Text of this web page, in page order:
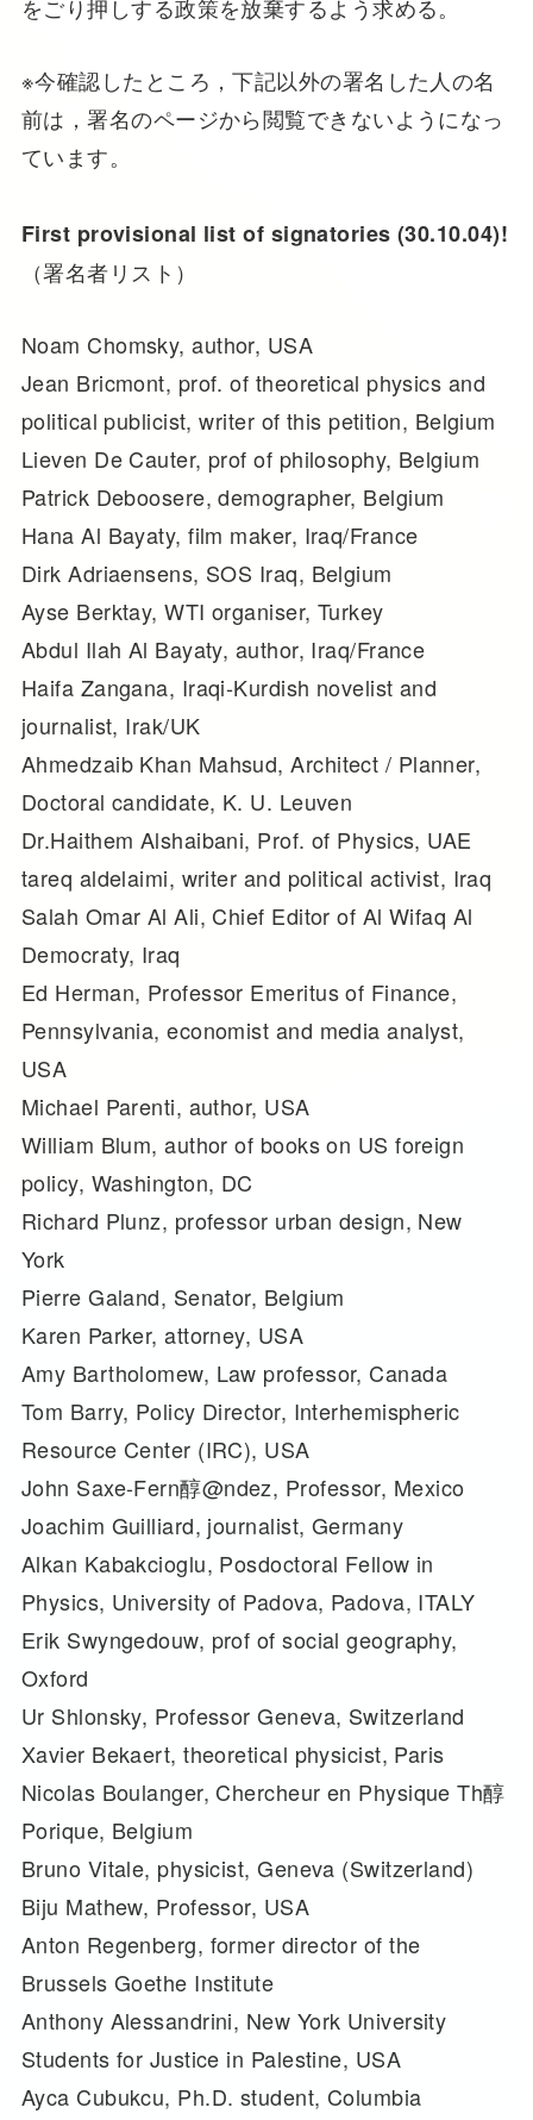
をごり押しする政策を放棄するよう求める。
※今確認したところ，下記以外の署名した人の名
前は，署名のページから閲覧できないようになっ
ています。
First provisional list of signatories (30.10.04)!
（署名者リスト）
Noam Chomsky, author, USA
Jean Bricmont, prof. of theoretical physics and
political publicist, writer of this petition, Belgium
Lieven De Cauter, prof of philosophy, Belgium
Patrick Deboosere, demographer, Belgium
Hana Al Bayaty, film maker, Iraq/France
Dirk Adriaensens, SOS Iraq, Belgium
Ayse Berktay, WTI organiser, Turkey
Abdul Ilah Al Bayaty, author, Iraq/France
Haifa Zangana, Iraqi-Kurdish novelist and
journalist, Irak/UK
Ahmedzaib Khan Mahsud, Architect / Planner,
Doctoral candidate, K. U. Leuven
Dr.Haithem Alshaibani, Prof. of Physics, UAE
tareq aldelaimi, writer and political activist, Iraq
Salah Omar Al Ali, Chief Editor of Al Wifaq Al
Democraty, Iraq
Ed Herman, Professor Emeritus of Finance,
Pennsylvania, economist and media analyst,
USA
Michael Parenti, author, USA
William Blum, author of books on US foreign
policy, Washington, DC
Richard Plunz, professor urban design, New
York
Pierre Galand, Senator, Belgium
Karen Parker, attorney, USA
Amy Bartholomew, Law professor, Canada
Tom Barry, Policy Director, Interhemispheric
Resource Center (IRC), USA
John Saxe-Fern醇@ndez, Professor, Mexico
Joachim Guilliard, journalist, Germany
Alkan Kabakcioglu, Posdoctoral Fellow in
Physics, University of Padova, Padova, ITALY
Erik Swyngedouw, prof of social geography,
Oxford
Ur Shlonsky, Professor Geneva, Switzerland
Xavier Bekaert, theoretical physicist, Paris
Nicolas Boulanger, Chercheur en Physique Th醇
Porique, Belgium
Bruno Vitale, physicist, Geneva (Switzerland)
Biju Mathew, Professor, USA
Anton Regenberg, former director of the
Brussels Goethe Institute
Anthony Alessandrini, New York University
Students for Justice in Palestine, USA
Ayca Cubukcu, Ph.D. student, Columbia